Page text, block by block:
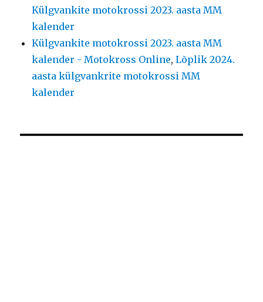
Külgvankite motokrossi 2023. aasta MM
kalender
Külgvankite motokrossi 2023. aasta MM
kalender - Motokross Online,Lõplik 2024.
aasta külgvankrite motokrossi MM
kalender